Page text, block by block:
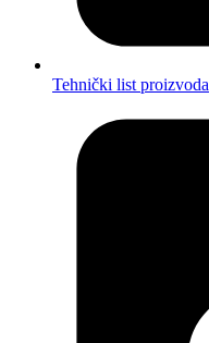
Tehnički list proizvoda